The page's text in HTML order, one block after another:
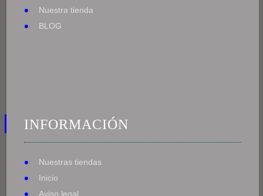
Nuestra tienda
BLOG
INFORMACIÓN
Nuestras tiendas
Inicio
Aviso legal